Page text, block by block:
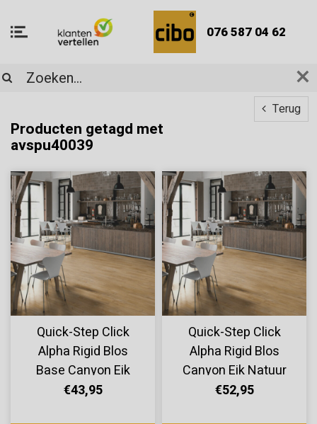
076 587 04 62
Terug
Producten getagd met
avspu40039
Quick-Step Click
Alpha Rigid Blos
Base Canyon Eik
Natuur AVSPT40039
€43,95
Quick-Step Click
Alpha Rigid Blos
Canyon Eik Natuur
AVSPU40039
€52,95